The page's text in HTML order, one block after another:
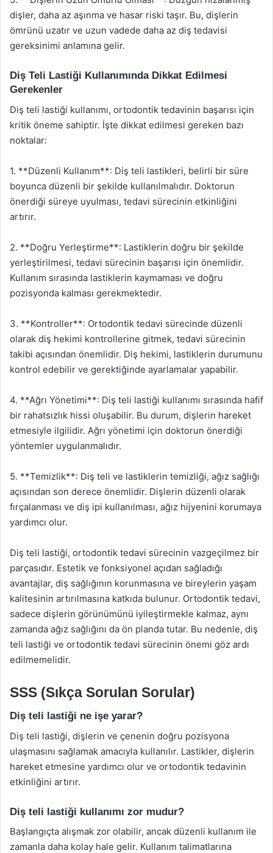
dişler, daha az aşınma ve hasar riski taşır. Bu, dişlerin
ömrünü uzatır ve uzun vadede daha az diş tedavisi
gereksinimi anlamına gelir.
Diş Teli Lastiği Kullanımında Dikkat Edilmesi
Gerekenler
Diş teli lastiği kullanımı, ortodontik tedavinin başarısı için
kritik öneme sahiptir. İşte dikkat edilmesi gereken bazı
noktalar:
1. **Düzenli Kullanım**: Diş teli lastikleri, belirli bir süre
boyunca düzenli bir şekilde kullanılmalıdır. Doktorun
önerdiği süreye uyulması, tedavi sürecinin etkinliğini
artırır.
2. **Doğru Yerleştirme**: Lastiklerin doğru bir şekilde
yerleştirilmesi, tedavi sürecinin başarısı için önemlidir.
Kullanım sırasında lastiklerin kaymaması ve doğru
pozisyonda kalması gerekmektedir.
3. **Kontroller**: Ortodontik tedavi sürecinde düzenli
olarak diş hekimi kontrollerine gitmek, tedavi sürecinin
takibi açısından önemlidir. Diş hekimi, lastiklerin durumunu
kontrol edebilir ve gerektiğinde ayarlamalar yapabilir.
4. **Ağrı Yönetimi**: Diş teli lastiği kullanımı sırasında hafif
bir rahatsızlık hissi oluşabilir. Bu durum, dişlerin hareket
etmesiyle ilgilidir. Ağrı yönetimi için doktorun önerdiği
yöntemler uygulanmalıdır.
5. **Temizlik**: Diş teli ve lastiklerin temizliği, ağız sağlığı
açısından son derece önemlidir. Dişlerin düzenli olarak
fırçalanması ve diş ipi kullanılması, ağız hijyenini korumaya
yardımcı olur.
Diş teli lastiği, ortodontik tedavi sürecinin vazgeçilmez bir
parçasıdır. Estetik ve fonksiyonel açıdan sağladığı
avantajlar, diş sağlığının korunmasına ve bireylerin yaşam
kalitesinin artırılmasına katkıda bulunur. Ortodontik tedavi,
sadece dişlerin görünümünü iyileştirmekle kalmaz, aynı
zamanda ağız sağlığını da ön planda tutar. Bu nedenle, diş
teli lastiği ve ortodontik tedavi sürecinin önemi göz ardı
edilmemelidir.
SSS (Sıkça Sorulan Sorular)
Diş teli lastiği ne işe yarar?
Diş teli lastiği, dişlerin ve çenenin doğru pozisyona
ulaşmasını sağlamak amacıyla kullanılır. Lastikler, dişlerin
hareket etmesine yardımcı olur ve ortodontik tedavinin
etkinliğini artırır.
Diş teli lastiği kullanımı zor mudur?
Başlangıçta alışmak zor olabilir, ancak düzenli kullanım ile
zamanla daha kolay hale gelir. Kullanım talimatlarına